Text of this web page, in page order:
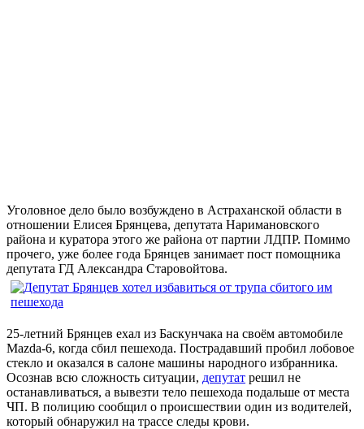
Уголовное дело было возбуждено в Астраханской области в
отношении Елисея Брянцева, депутата Наримановского
района и куратора этого же района от партии ЛДПР. Помимо
прочего, уже более года Брянцев занимает пост помощника
депутата ГД Александра Старовойтова.
25-летний Брянцев ехал из Баскунчака на своём автомобиле
Mazda-6, когда сбил пешехода. Пострадавший пробил лобовое
стекло и оказался в салоне машины народного избранника.
Осознав всю сложность ситуации, депутат решил не
останавливаться, а вывезти тело пешехода подальше от места
ЧП. В полицию сообщил о происшествии один из водителей,
который обнаружил на трассе следы крови.